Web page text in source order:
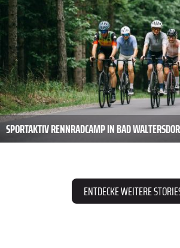
SPORTAKTIV RENNRADCAMP IN BAD
ENTDECKE WEITERE